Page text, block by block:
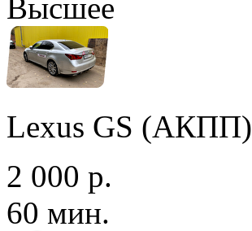
Высшее
Lexus GS (АКПП)
2 000 р.
60 мин.